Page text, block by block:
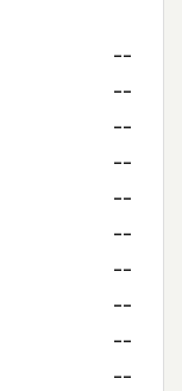
--
--
--
--
--
--
--
--
--
--